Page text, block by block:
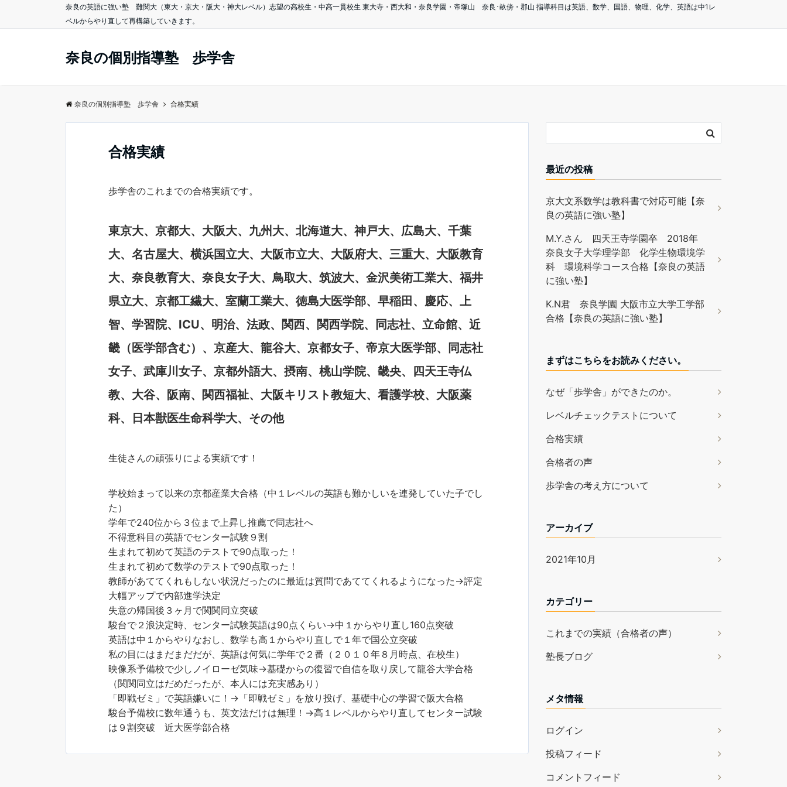
奈良の英語に強い塾 難関大（東大・京大・阪大・神大レベル）志望の高校生・中高一貫校生 東大寺・西大和・奈良学園・帝塚山 奈良･畝傍・郡山 指導科目は英語、数学、国語、物理、化学、英語は中1レ
ベルからやり直して再構築していきます。
奈良の個別指導塾 歩学舎
奈良の個別指導塾 歩学舎 合格実績
合格実績
歩学舎のこれまでの合格実績です。
東京大、京都大、大阪大、九州大、北海道大、神戸大、広島大、千葉
大、名古屋大、横浜国立大、大阪市立大、大阪府大、三重大、大阪教育
大、奈良教育大、奈良女子大、鳥取大、筑波大、金沢美術工業大、福井
県立大、京都工繊大、室蘭工業大、徳島大医学部、早稲田、慶応、上
智、学習院、ICU、明治、法政、関西、関西学院、同志社、立命館、近
畿（医学部含む）、京産大、龍谷大、京都女子、帝京大医学部、同志社
女子、武庫川女子、京都外語大、摂南、桃山学院、畿央、四天王寺仏
教、大谷、阪南、関西福祉、大阪キリスト教短大、看護学校、大阪薬
科、日本獣医生命科学大、その他
生徒さんの頑張りによる実績です！
学校始まって以来の京都産業大合格（中１レベルの英語も難かしいを連発していた子でし
た）
学年で240位から３位まで上昇し推薦で同志社へ
不得意科目の英語でセンター試験９割
生まれて初めて英語のテストで90点取った！
生まれて初めて数学のテストで90点取った！
教師があててくれもしない状況だったのに最近は質問であててくれるようになった→評定
大幅アップで内部進学決定
失意の帰国後３ヶ月で関関同立突破
駿台で２浪決定時、センター試験英語は90点くらい→中１からやり直し160点突破
英語は中１からやりなおし、数学も高１からやり直しで１年で国公立突破
私の目にはまだまだだが、英語は何気に学年で２番（２０１０年８月時点、在校生）
映像系予備校で少しノイローゼ気味→基礎からの復習で自信を取り戻して龍谷大学合格
（関関同立はだめだったが、本人には充実感あり）
「即戦ゼミ」で英語嫌いに！→「即戦ゼミ」を放り投げ、基礎中心の学習で阪大合格
駿台予備校に数年通うも、英文法だけは無理！→高１レベルからやり直してセンター試験
は９割突破 近大医学部合格
最近の投稿
京大文系数学は教科書で対応可能【奈
良の英語に強い塾】
M.Y.さん 四天王寺学園卒 2018年
奈良女子大学理学部 化学生物環境学
科 環境科学コース合格【奈良の英語
に強い塾】
K.N君 奈良学園 大阪市立大学工学部
合格【奈良の英語に強い塾】
まずはこちらをお読みください。
なぜ「歩学舎」ができたのか。
レベルチェックテストについて
合格実績
合格者の声
歩学舎の考え方について
アーカイブ
2021年10月
カテゴリー
これまでの実績（合格者の声）
塾長ブログ
メタ情報
ログイン
投稿フィード
コメントフィード